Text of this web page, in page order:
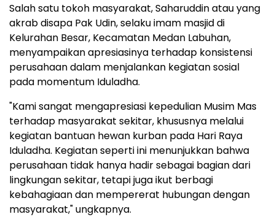
Salah satu tokoh masyarakat, Saharuddin atau yang
akrab disapa Pak Udin, selaku imam masjid di
Kelurahan Besar, Kecamatan Medan Labuhan,
menyampaikan apresiasinya terhadap konsistensi
perusahaan dalam menjalankan kegiatan sosial
pada momentum Iduladha.
"Kami sangat mengapresiasi kepedulian Musim Mas
terhadap masyarakat sekitar, khususnya melalui
kegiatan bantuan hewan kurban pada Hari Raya
Iduladha. Kegiatan seperti ini menunjukkan bahwa
perusahaan tidak hanya hadir sebagai bagian dari
lingkungan sekitar, tetapi juga ikut berbagi
kebahagiaan dan mempererat hubungan dengan
masyarakat," ungkapnya.